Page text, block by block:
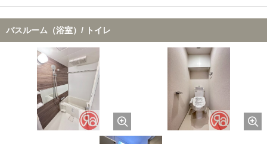
バスルーム（浴室）/ トイレ